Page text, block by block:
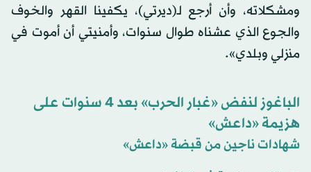
ومشكلاته، وأن أرجع لـ(ديرتي)، يكفينا القهر والخوف
والجوع الذي عشناه طوال سنوات، وأمنيتي أن أموت في
منزلي وبلدي».
الباغوز لنفض «غبار الحرب» بعد 4 سنوات على
هزيمة «داعش»
شهادات ناجين من قبضة «داعش»